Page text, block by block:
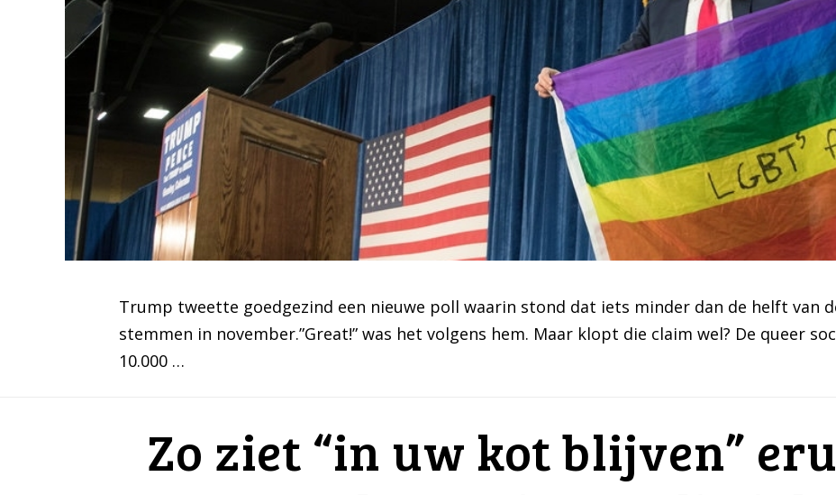
Trump tweette goedgezind een nieuwe poll waarin stond dat iets minder dan de helft van
stemmen in november.”Great!” was het volgens hem. Maar klopt die claim wel? De queer
10.000 …
Zo ziet “in uw kot blijven”